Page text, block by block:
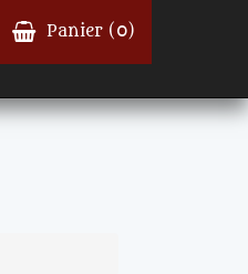
Panier ( 0)